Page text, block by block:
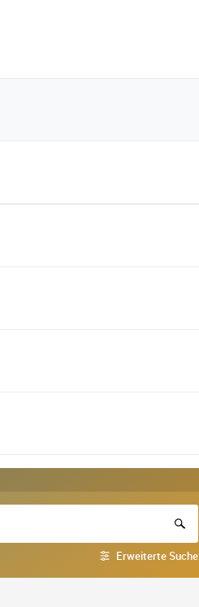
Erweiterte Suche